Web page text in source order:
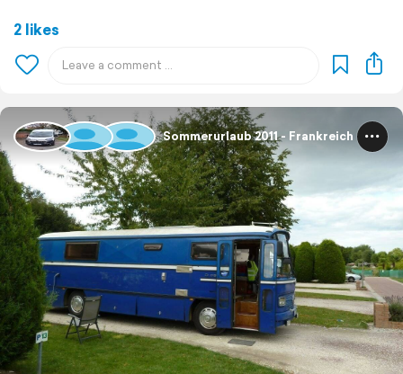
2 likes
Sommerurlaub 2011 - Frankreich